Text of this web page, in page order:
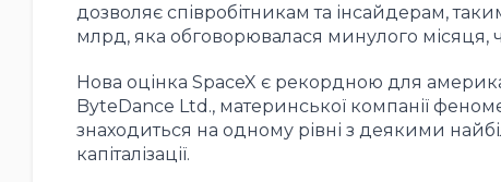
дозволяє співробітникам та інсайдерам,
млрд, яка обговорювалася минулого місяця,
Нова оцінка SpaceX є рекордною для
ByteDance Ltd., материнської компанії
знаходиться на одному рівні з деякими
капіталізації.